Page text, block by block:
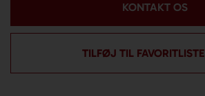
KONTAKT OS
TILFØJ TIL FAVORITLISTE